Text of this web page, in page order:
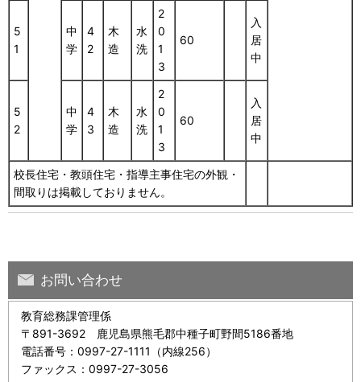
5
1
中
学
4
2
木
造
水
洗
2
0
1
3
60
入
居
中
5
2
中
学
4
3
木
造
水
洗
2
0
1
3
60
入
居
中
校長住宅・教頭住宅・指導主事住宅の外観・
間取りは掲載しておりません。
お問い合わせ
教育総務課管理係
〒891-3692 鹿児島県熊毛郡中種子町野間5186番地
電話番号：0997-27-1111（内線256）
ファックス：0997-27-3056